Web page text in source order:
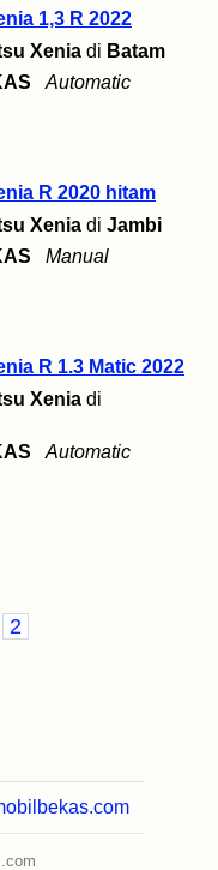
1,3 R 2022
Xenia di Batam
Automatic
R 2020 hitam
Xenia di Jambi
Manual
R 1.3 Matic 2022
Xenia di
Automatic
2